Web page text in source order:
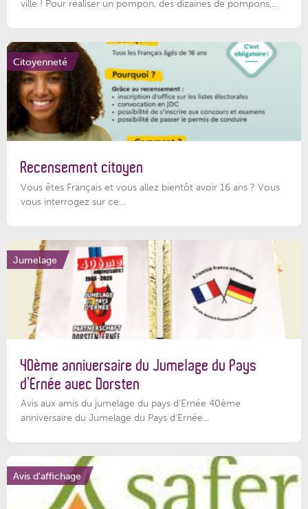
ville ! Pour réaliser un pompon, des dizaines de pompons,...
Citoyenneté
Recensement citoyen
Vous êtes Français et vous allez bientôt avoir 16 ans ? Vous
vous interrogez sur ce...
Jumelage
40ème anniversaire du Jumelage du Pays
d’Ernée avec Dorsten
Avis aux amis du jumelage du pays d'Ernée 40ème
anniversaire du Jumelage du Pays d'Ernée...
Avis d'affichage